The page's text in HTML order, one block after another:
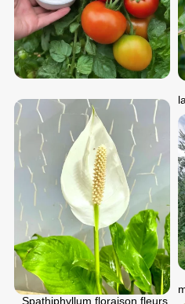
Spathiphyllum floraison fleurs